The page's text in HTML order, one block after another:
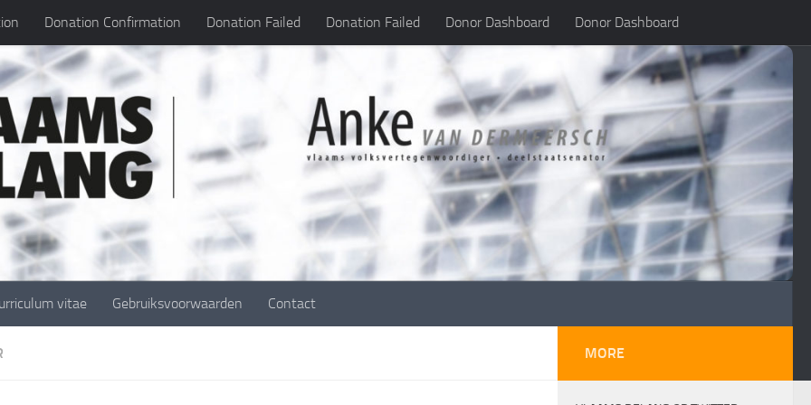
Donation Confirmation Donation Failed Donation Failed Donor Dashboard Donor Dashboard
vitae Gebruiksvoorwaarden Contact
MORE